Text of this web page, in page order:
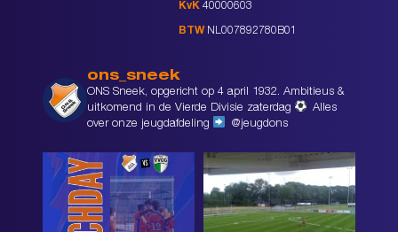
KvK 40000603
BTW NL007892780B01
ons_sneek
ONS Sneek, opgericht op 4 april 1932. Ambitieus &
uitkomend in de Vierde Divisie zaterdag
Alles
over onze jeugdafdeling
@jeugdons